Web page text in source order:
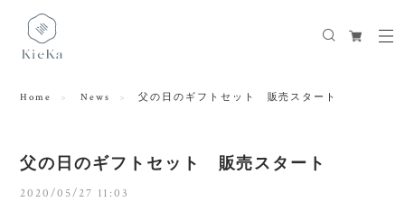
Home News 父の日のギフトセット 販売スタート
父の日のギフトセット 販売スタート
2020/05/27 11:03